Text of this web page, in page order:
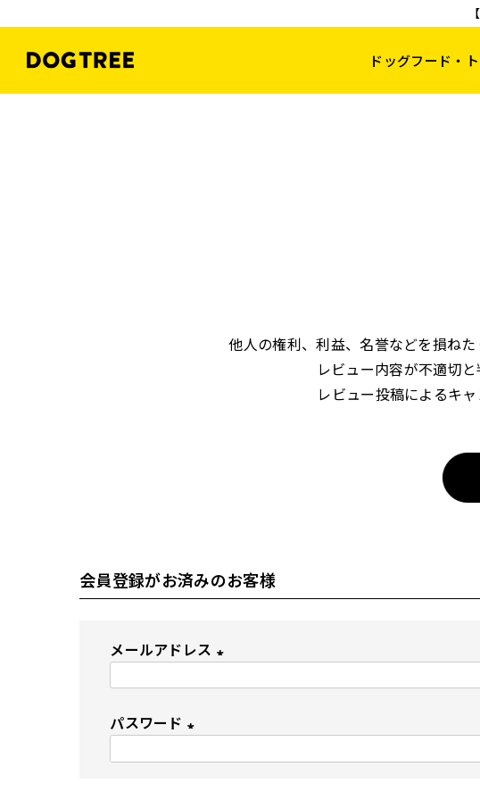
ドッグフード・
他人の権利、利益、名誉などを損ね
レビュー内容が不適切
レビュー投稿によるキ
会員登録がお済みのお客様
メールアドレス
(
須
)
パスワード
(